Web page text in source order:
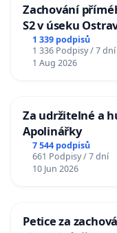
Zachování
S2 v úseku
u Jablunkova
1 339 podpisů
1 336 Podpisy / 7 dní
1 Aug 2026
Za udržitelné a
Apolinářky
7 544 podpisů
661 Podpisy / 7 dní
10 Jun 2026
Petice za